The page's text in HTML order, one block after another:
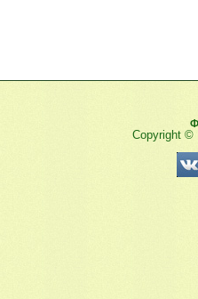
Copyright ©